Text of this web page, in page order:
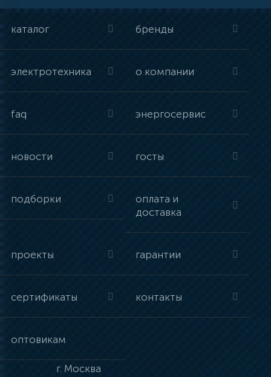
каталог бренды
электротехника о компании
faq энергосервис
новости госты
подборки
оплата и
доставка
проекты гарантии
сертификаты контакты
оптовикам
г. Москва